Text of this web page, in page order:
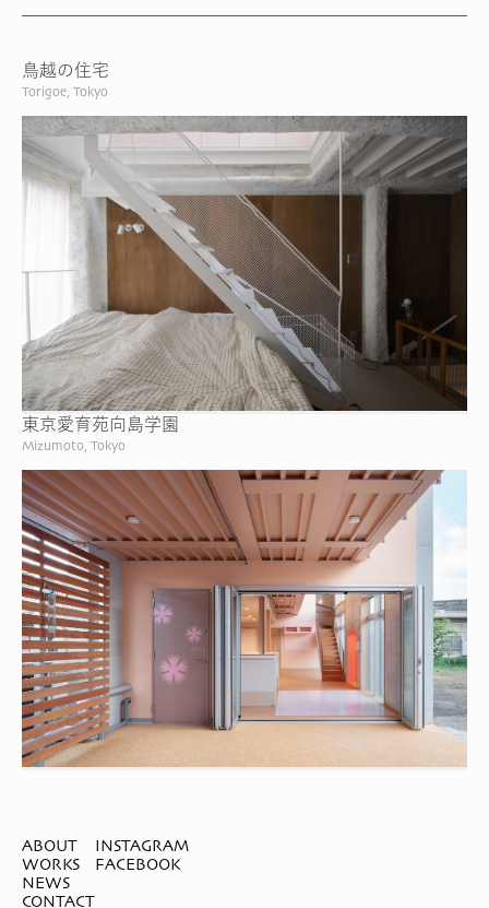
鳥越の住宅
Torigoe, Tokyo
東京愛育苑向島学園
Mizumoto, Tokyo
ABOUT
WORKS
NEWS
CONTACT
INSTAGRAM
FACEBOOK